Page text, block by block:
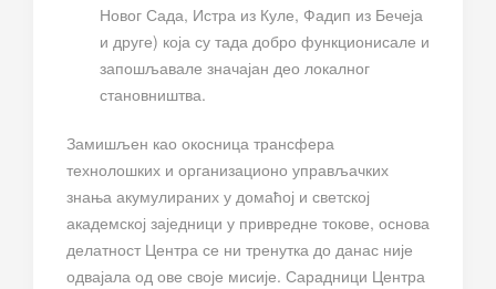
Новог Сада, Истра из Куле, Фадип из Бечеја
и друге) која су тада добро функционисале и
запошљавале значајан део локалног
становништва.
Замишљен као окосница трансфера
технолошких и организационо управљачких
знања акумулираних у домаћој и светској
академској заједници у привредне токове, основа
делатност Центра се ни тренутка до данас није
одвајала од ове своје мисије. Сарадници Центра